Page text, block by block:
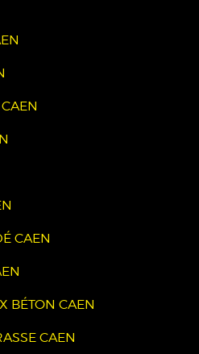
CAEN
BÉTON CAEN
CAEN